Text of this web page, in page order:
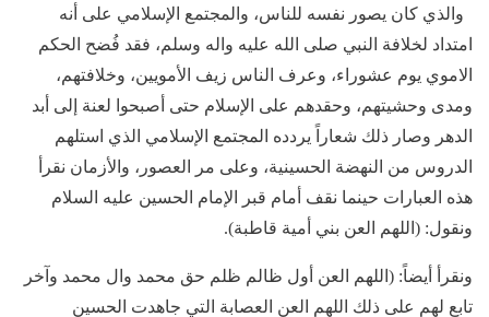
والذي كان يصور نفسه للناس، والمجتمع الإسلامي على أنه
امتداد لخلافة النبي صلى الله عليه واله وسلم، فقد فُضح الحكم
الاموي يوم عشوراء، وعرف الناس زيف الأمويين، وخلافتهم،
ومدى وحشيتهم، وحقدهم على الإسلام حتى أصبحوا لعنة إلى أبد
الدهر وصار ذلك شعاراً يردده المجتمع الإسلامي الذي استلهم
الدروس من النهضة الحسينية، وعلى مر العصور، والأزمان نقرأ
هذه العبارات حينما نقف أمام قبر الإمام الحسين عليه السلام
ونقول: (اللهم العن بني أمية قاطبة).
ونقرأ أيضاً: (اللهم العن أول ظالم ظلم حق محمد وال محمد وآخر
تابع لهم على ذلك اللهم العن العصابة التي جاهدت الحسين